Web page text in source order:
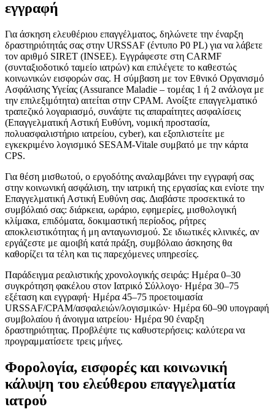
εγγραφή
Για άσκηση ελευθέριου επαγγέλματος, δηλώνετε την έναρξη
δραστηριότητάς σας στην URSSAF (έντυπο P0 PL) για να λάβετε
τον αριθμό SIRET (INSEE). Εγγράφεστε στη CARMF
(συνταξιοδοτικό ταμείο ιατρών) και επιλέγετε το καθεστώς
κοινωνικών εισφορών σας. Η σύμβαση με τον Εθνικό Οργανισμό
Ασφάλισης Υγείας (Assurance Maladie – τομέας 1 ή 2 ανάλογα με
την επιλεξιμότητα) αιτείται στην CPAM. Ανοίξτε επαγγελματικό
τραπεζικό λογαριασμό, συνάψτε τις απαραίτητες ασφαλίσεις
(Επαγγελματική Αστική Ευθύνη, νομική προστασία,
πολυασφαλιστήριο ιατρείου, cyber), και εξοπλιστείτε με
εγκεκριμένο λογισμικό SESAM-Vitale συμβατό με την κάρτα
CPS.
Για θέση μισθωτού, ο εργοδότης αναλαμβάνει την εγγραφή σας
στην κοινωνική ασφάλιση, την ιατρική της εργασίας και ενίοτε την
Επαγγελματική Αστική Ευθύνη σας. Διαβάστε προσεκτικά το
συμβόλαιό σας: διάρκεια, ωράριο, εφημερίες, μισθολογική
κλίμακα, επιδόματα, δοκιμαστική περίοδος, ρήτρες
αποκλειστικότητας ή μη ανταγωνισμού. Σε ιδιωτικές κλινικές, αν
εργάζεστε με αμοιβή κατά πράξη, συμβόλαιο άσκησης θα
καθορίζει τα τέλη και τις παρεχόμενες υπηρεσίες.
Παράδειγμα ρεαλιστικής χρονολογικής σειράς: Ημέρα 0–30
συγκρότηση φακέλου στον Ιατρικό Σύλλογο· Ημέρα 30–75
εξέταση και εγγραφή· Ημέρα 45–75 προετοιμασία
URSSAF/CPAM/ασφαλειών/λογισμικών· Ημέρα 60–90 υπογραφή
συμβολαίου ή άνοιγμα ιατρείου· Ημέρα 90 έναρξη
δραστηριότητας. Προβλέψτε τις καθυστερήσεις: καλύτερα να
προγραμματίσετε τρεις μήνες.
Φορολογία, εισφορές και κοινωνική
κάλυψη του ελεύθερου επαγγελματία
ιατρού